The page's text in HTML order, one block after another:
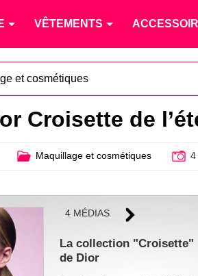
VÊTEMENTS
et cosmétiques
Croisette de
Maquillage et cosmétiques 4
4 MÉDIAS
La collection "Croisette"
de Dior